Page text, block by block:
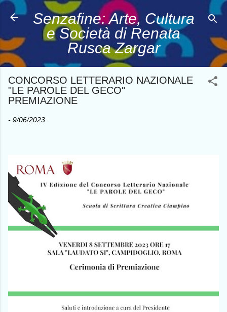
Passa ai contenuti principali
Senzafine: Arte, Cultura
e Società di Renata
Rusca Zargar
CONCORSO LETTERARIO NAZIONALE
"LE PAROLE DEL GECO"
PREMIAZIONE
- 9/06/2023